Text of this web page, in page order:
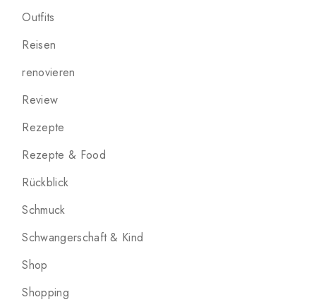
Outfits
Reisen
renovieren
Review
Rezepte
Rezepte & Food
Rückblick
Schmuck
Schwangerschaft & Kind
Shop
Shopping